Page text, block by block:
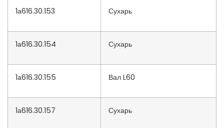
1а616.30.153 Сухарь
1а616.30.154 Сухарь
1а616.30.155 Вал L60
1а616.30.157 Сухарь